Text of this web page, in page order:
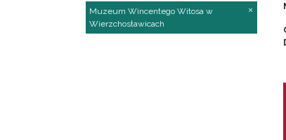
Muzeum Wincentego Witosa w
Wierzchosławicach